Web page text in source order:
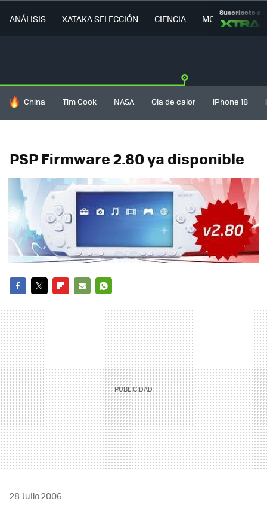
ANÁLISIS XATAKA SELECCIÓN CIENCIA MOVILIDAD
Suscríbete a
HOY SE HABLA DE
China Tim Cook NASA Ola de calor iPhone 18
PSP Firmware 2.80 ya disponible
MAIL
28 Julio 2006